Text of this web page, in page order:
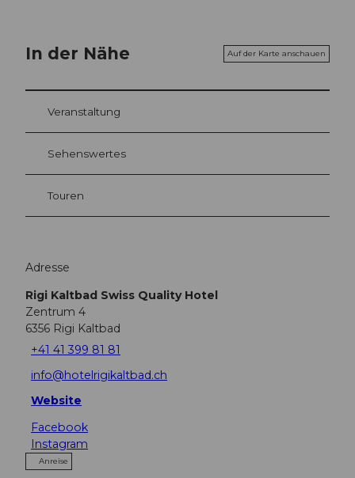
In der Nähe Auf der Karte anschauen
Veranstaltung
Sehenswertes
Touren
Adresse
Rigi Kaltbad Swiss Quality Hotel
Zentrum 4
6356 Rigi Kaltbad
+41 41 399 81 81
info@hotelrigikaltbad.ch
Website
Facebook
Instagram
Anreise